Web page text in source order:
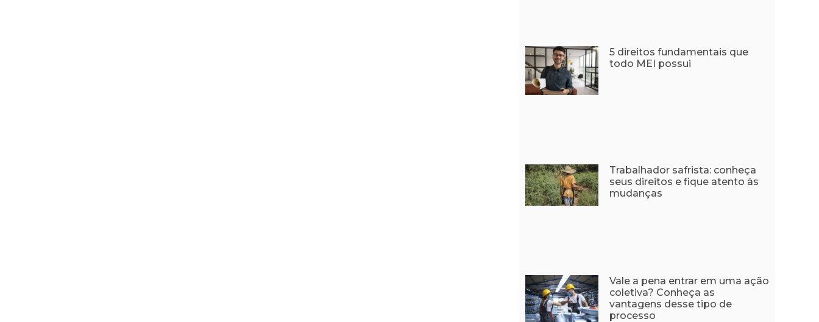
5 direitos fundamentais que
todo MEI possui
Trabalhador safrista: conheça
seus direitos e fique atento às
mudanças
Vale a pena entrar em uma ação
coletiva? Conheça as
vantagens desse tipo de
processo